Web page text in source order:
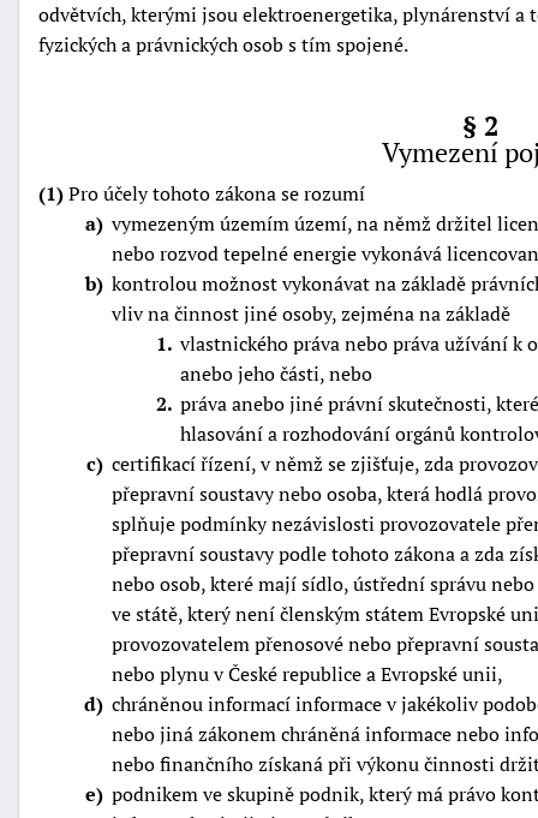
odvětvích, kterými jsou elektroenergetika, plynárenství
fyzických a právnických osob s tím spojené.
§ 2
Vymezení
(1)Pro účely tohoto zákona se rozumí
a vymezeným územím území, na němž držitel
nebo rozvod tepelné energie vykonává
b kontrolou možnost vykonávat na základě
vliv na činnost jiné osoby, zejména na základě
1 vlastnického práva nebo práva užívání k
anebo jeho části, nebo
2 práva anebo jiné právní skutečnosti,
hlasování a rozhodování orgánů
c certifikací řízení, v němž se zjišťuje, zda
přepravní soustavy nebo osoba, která hodlá
splňuje podmínky nezávislosti provozovatele
přepravní soustavy podle tohoto zákona a zda
nebo osob, které mají sídlo, ústřední správu
ve státě, který není členským státem Evropské
provozovatelem přenosové nebo přepravní
nebo plynu v České republice a Evropské unii,
d chráněnou informací informace v jakékoliv
nebo jiná zákonem chráněná informace nebo
nebo finančního získaná při výkonu činnosti
e podnikem ve skupině podnik, který má právo
+náhrady
-
náhrady